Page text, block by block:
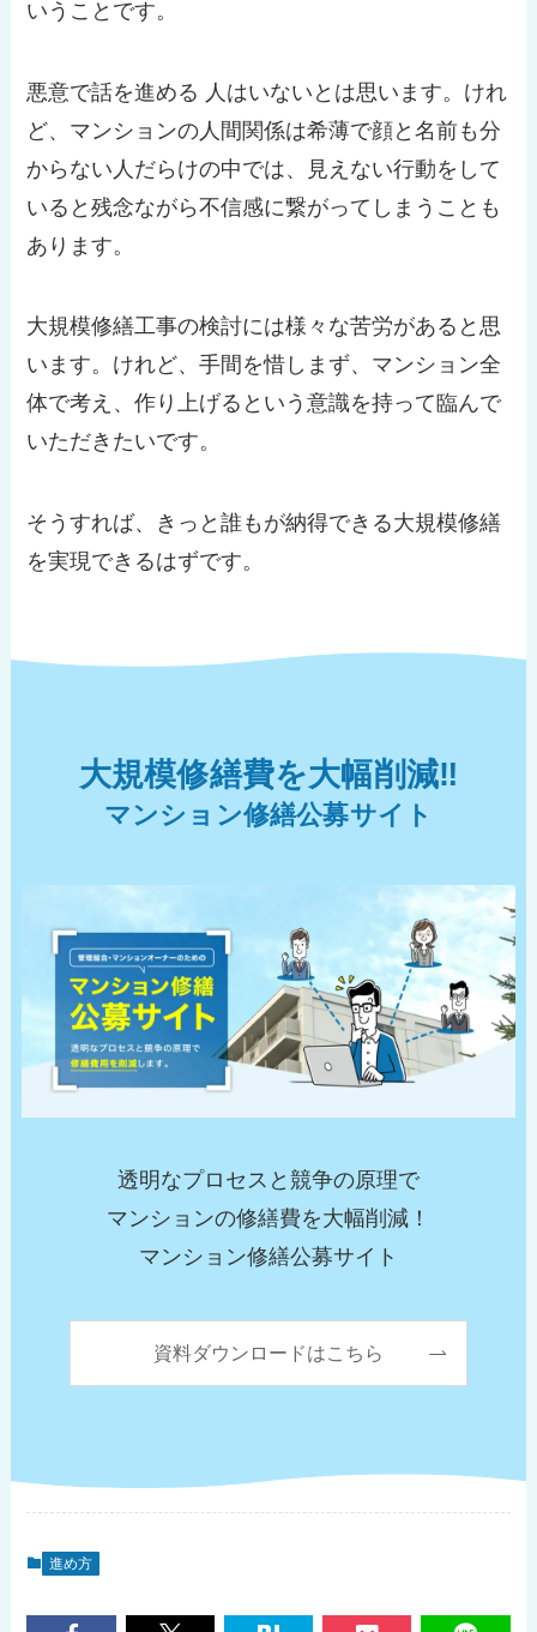
いうことです。
悪意で話を進める 人はいないとは思います。けれ
ど、マンションの人間関係は希薄で顔と名前も分
からない人だらけの中では、見えない行動をして
いると残念ながら不信感に繋がってしまうことも
あります。
大規模修繕工事の検討には様々な苦労があると思
います。けれど、手間を惜しまず、マンション全
体で考え、作り上げるという意識を持って臨んで
いただきたいです。
そうすれば、きっと誰もが納得できる大規模修繕
を実現できるはずです。
大規模修繕費を大幅削減‼︎
マンション修繕公募サイト
透明なプロセスと競争の原理で
マンションの修繕費を大幅削減！
マンション修繕公募サイト
資料ダウンロードはこちら
進め方